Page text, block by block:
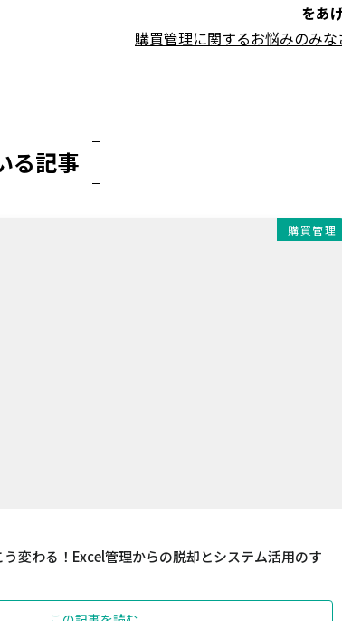
をあ
購買管理に関するお悩みのみな
る記事
購買管理
変わる！Excel管理からの脱却とシステム活用のす